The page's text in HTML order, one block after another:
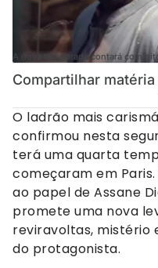
A nova temporada contará com
Compartilhar matéria
O ladrão mais
confirmou nesta
terá uma quarta
começaram em
ao papel de Assane
promete uma nova
reviravoltas, mistério
do protagonista.